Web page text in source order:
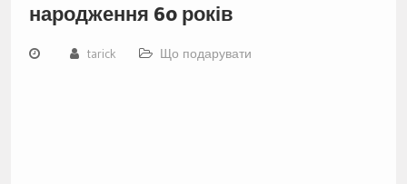
народження 60 років
tarick Що подарувати